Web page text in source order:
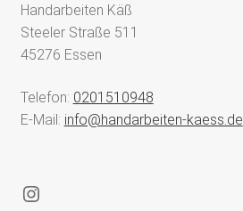
Handarbeiten Käß
Steeler Straße 511
45276 Essen
Telefon: 0201510948
E-Mail: info@handarbeiten-kaess.de
Instagram